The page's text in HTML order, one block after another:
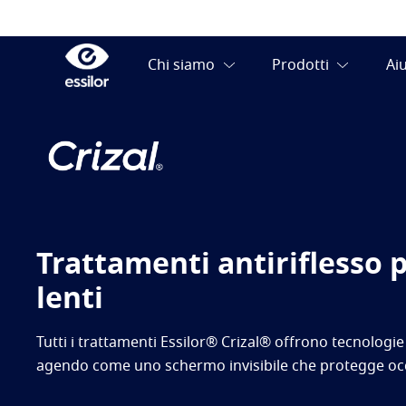
Trattamenti antiriflesso
lenti
Tutti i trattamenti Essilor® Crizal® offrono tecnologie
agendo come uno schermo invisibile che protegge